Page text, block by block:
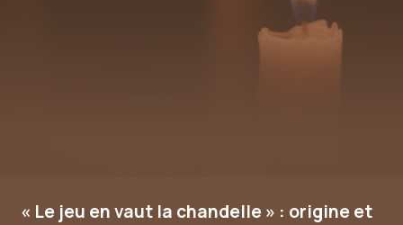
« Le jeu en vaut la chandelle » : origine et